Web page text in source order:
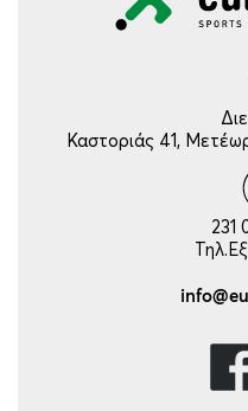
Καστοριάς 41,
231